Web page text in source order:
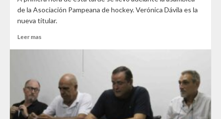
de la Asociación Pampeana de hockey. Verónica Dávila es la
nueva titular.
Leer mas